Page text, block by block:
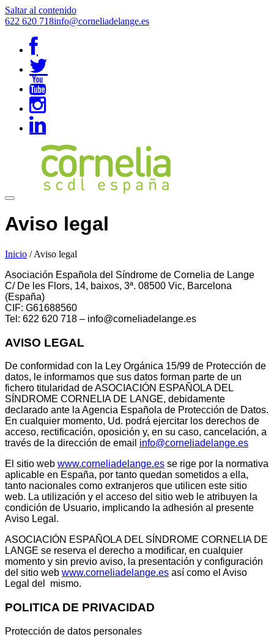
Saltar al contenido
622 620 718info@corneliadelange.es
Aviso legal
Inicio / Aviso legal
Asociación Española del Síndrome de Cornelia de Lange
C/ De les Flors, 14, baixos, 3ª. 08500 Vic, Barcelona
(España)
CIF: G61688560
Tel: 622 620 718 – info@corneliadelange.es
AVISO LEGAL
De conformidad con la Ley Orgánica 15/99 de Protección de
datos, le informamos que sus datos forman parte de un
fichero titularidad de ASOCIACIÓN ESPAÑOLA DEL
SÍNDROME CORNELIA DE LANGE, debidamente
declarado ante la Agencia Española de Protección de Datos.
En cualquier momento, Ud. podrá ejercitar los derechos de
acceso, rectificación, oposición y, en su caso, cancelación, a
través de la dirección de email info@corneliadelange.es
El sitio web www.corneliadelange.es se rige por la normativa
aplicable en España, por tanto quedan sometidos a ella,
tanto nacionales como extranjeros que utilicen este sitio
web. La utilización y el acceso del sitio web le atribuyen la
condición de Usuario, implicando la adhesión al presente
Aviso Legal.
ASOCIACIÓN ESPAÑOLA DEL SÍNDROME CORNELIA DE
LANGE se reserva el derecho a modificar, en cualquier
momento y sin previo aviso, la presentación y configuración
del sitio web www.corneliadelange.es así como el Aviso
Legal del mismo.
POLITICA DE PRIVACIDAD
Protección de datos personales